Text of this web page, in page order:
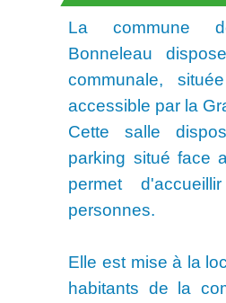
La commune
Bonneleau
communale,
accessible par la
Cette salle
parking situé face
permet
personnes.
Elle est mise à la
habitants de la